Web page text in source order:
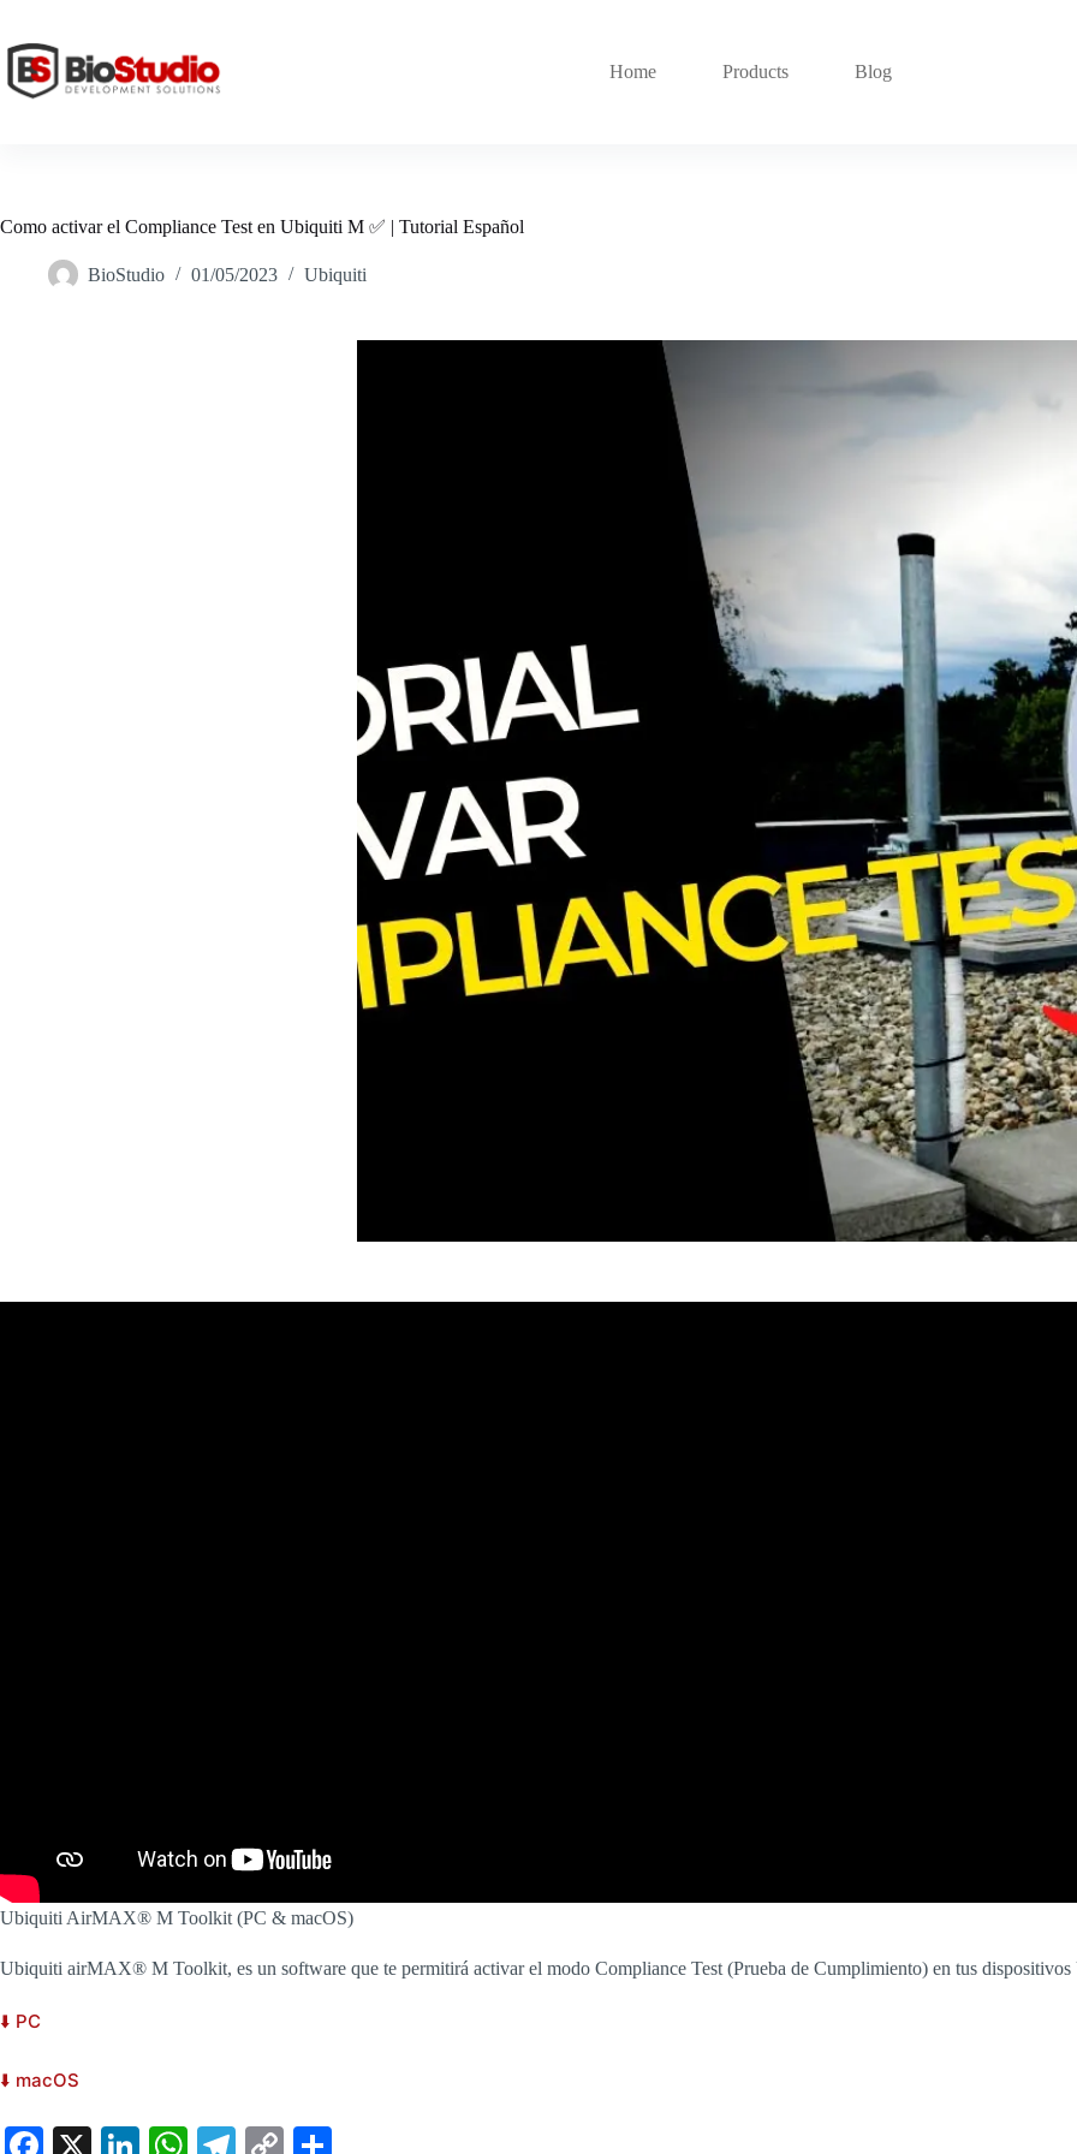
content
Home
Products Blog
Como activar el Compliance Test en Ubiquiti M ✅ | Tutorial Español
BioStudio 01/05/2023 Ubiquiti
Ubiquiti AirMAX® M Toolkit (PC & macOS)
Ubiquiti airMAX® M Toolkit, es un software que te permitirá activar el modo Compliance Test (Prueba de Cumplimiento) en tus
⬇️ PC
⬇️ macOS